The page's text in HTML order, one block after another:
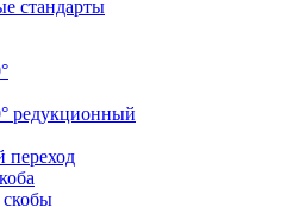
стандарты
редукционный
переход